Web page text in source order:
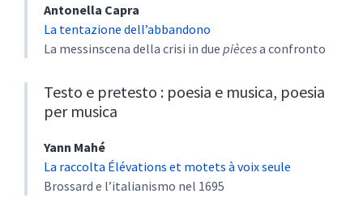
Antonella Capra
La tentazione dell’abbandono
La messinscena della crisi in due piècesa confronto
Testo e pretesto : poesia e musica, poesia
per musica
Yann Mahé
La raccolta Élévations et motets à voix seule
Brossard e l’italianismo nel 1695